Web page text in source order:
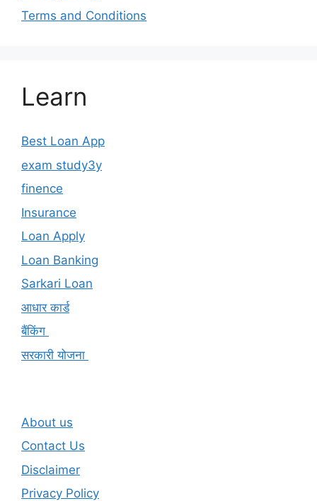
Terms and Conditions
Learn
Best Loan App
exam study3y
finence
Insurance
Loan Apply
Loan Banking
Sarkari Loan
आधार कार्ड
बैंकिंग
सरकारी योजना
About us
Contact Us
Disclaimer
Privacy Policy